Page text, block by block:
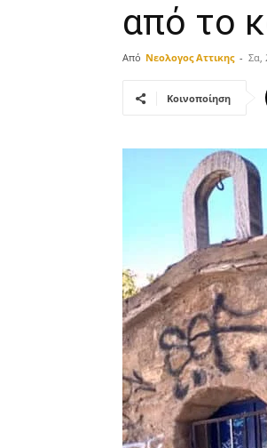
από το
Από Νεολογος Αττικης - Σα,
Κοινοποίηση